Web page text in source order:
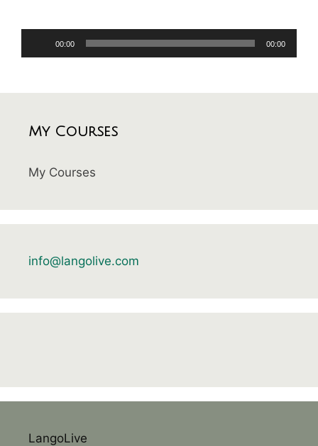
Player
00:00 00:00
My Courses
My Courses
info@langolive.com
LangoLive